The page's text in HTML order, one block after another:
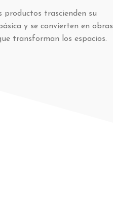
productos trascienden su
y se convierten en obras
transforman los espacios.